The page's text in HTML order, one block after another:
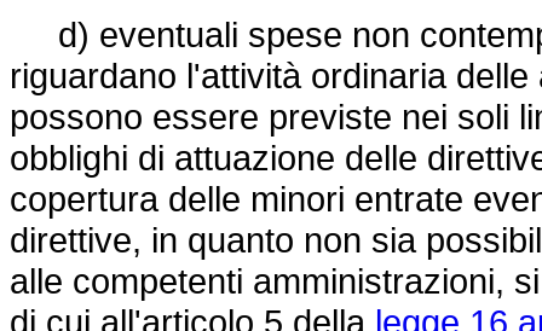
d) eventuali spese non
riguardano l'attività ordinaria
possono essere previste nei soli
obblighi di attuazione delle
copertura delle minori entrate
direttive, in quanto non sia
alle competenti amministrazioni,
di cui all'articolo 5 della legge 16